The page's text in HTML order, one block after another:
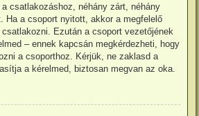
csatlakozáshoz, néhány zárt, néhány
Ha a csoport nyitott, akkor a megfelelő
Ezután a csoport vezetőjének
– ennek kapcsán megkérdezheti, hogy
a csoporthoz. Kérjük, ne zaklasd a
a kérelmed, biztosan megvan az oka.